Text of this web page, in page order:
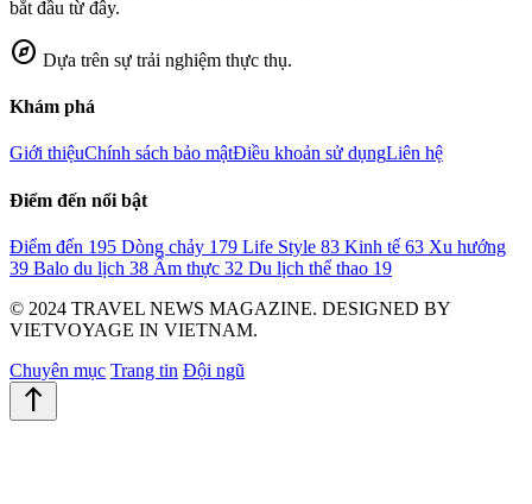
bắt đầu từ đây.
explore Dựa trên sự trải nghiệm thực thụ.
Khám phá
Giới thiệuChính sách bảo mậtĐiều khoản sử dụngLiên hệ
Điểm đến nổi bật
Điểm đến 195 Dòng chảy 179 Life Style 83 Kinh tế 63 Xu hướng
39 Balo du lịch 38 Ẩm thực 32 Du lịch thể thao 19
© 2024 TRAVEL NEWS MAGAZINE. DESIGNED BY
VIETVOYAGE IN VIETNAM.
Chuyên mục Trang tin Đội ngũ
north